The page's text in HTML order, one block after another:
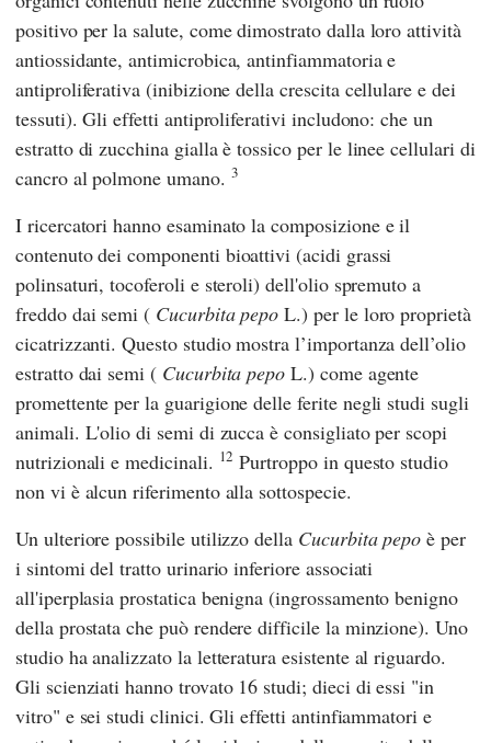
positivo per la salute, come dimostrato dalla loro attività
antiossidante, antimicrobica, antinfiammatoria e
antiproliferativa (inibizione della crescita cellulare e dei
tessuti). Gli effetti antiproliferativi includono: che un
estratto di zucchina gialla è tossico per le linee cellulari di
cancro al polmone umano. 3
I ricercatori hanno esaminato la composizione e il
contenuto dei componenti bioattivi (acidi grassi
polinsaturi, tocoferoli e steroli) dell'olio spremuto a
freddo dai semi ( Cucurbita pepo L.) per le loro proprietà
cicatrizzanti. Questo studio mostra l’importanza dell’olio
estratto dai semi ( Cucurbita pepo L.) come agente
promettente per la guarigione delle ferite negli studi sugli
animali. L'olio di semi di zucca è consigliato per scopi
nutrizionali e medicinali. 12 Purtroppo in questo studio
non vi è alcun riferimento alla sottospecie.
Un ulteriore possibile utilizzo della Cucurbita pepo è per
i sintomi del tratto urinario inferiore associati
all'iperplasia prostatica benigna (ingrossamento benigno
della prostata che può rendere difficile la minzione). Uno
studio ha analizzato la letteratura esistente al riguardo.
Gli scienziati hanno trovato 16 studi; dieci di essi "in
vitro" e sei studi clinici. Gli effetti antinfiammatori e